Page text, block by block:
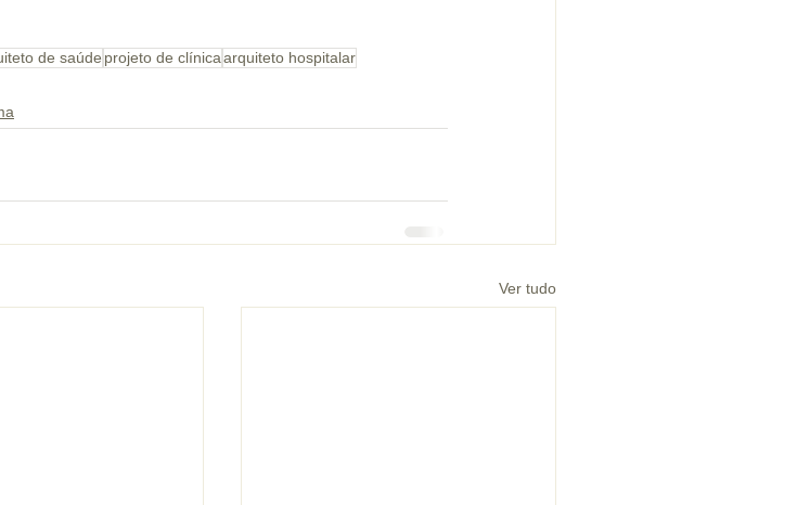
de saúde projeto de clínicaarquiteto hospitalar
Ver tudo